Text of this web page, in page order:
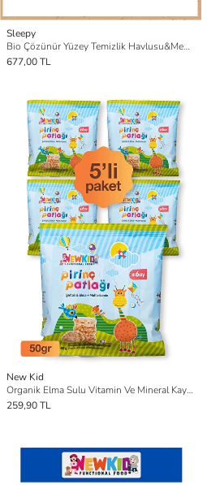
Sleepy
Bio Çözünür Yüzey Temizlik Havlusu&Mendili Deniz Tuzu&Yosun 3x50 (150 Yaprak)
677,00 TL
New Kid
Organik Elma Sulu Vitamin Ve Mineral Kaynağı Bebek,Çocuk Atıştırmalığı - Şeftalili-5' Fırsat Pakedi
259,90 TL